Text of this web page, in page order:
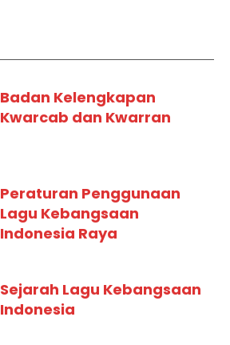
Badan Kelengkapan
Kwarcab dan Kwarran
Peraturan Penggunaan
Lagu Kebangsaan
Indonesia Raya
Sejarah Lagu Kebangsaan
Indonesia